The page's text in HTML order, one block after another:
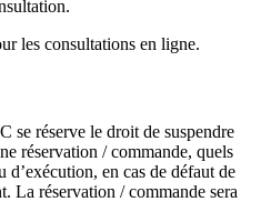
les consultations en ligne.
réserve le droit de suspendre
réservation / commande, quels
d’exécution, en cas de défaut de
La réservation / commande sera